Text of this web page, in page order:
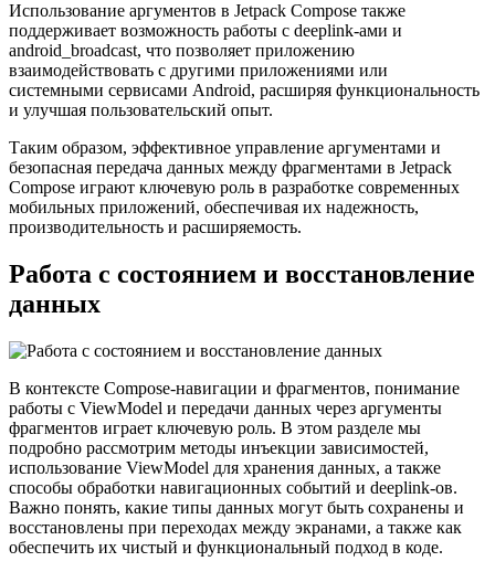
Использование аргументов в Jetpack Compose также
поддерживает возможность работы с deeplink-ами и
android_broadcast, что позволяет приложению
взаимодействовать с другими приложениями или
системными сервисами Android, расширяя функциональность
и улучшая пользовательский опыт.
Таким образом, эффективное управление аргументами и
безопасная передача данных между фрагментами в Jetpack
Compose играют ключевую роль в разработке современных
мобильных приложений, обеспечивая их надежность,
производительность и расширяемость.
Работа с состоянием и восстановление
данных
В контексте Compose-навигации и фрагментов, понимание
работы с ViewModel и передачи данных через аргументы
фрагментов играет ключевую роль. В этом разделе мы
подробно рассмотрим методы инъекции зависимостей,
использование ViewModel для хранения данных, а также
способы обработки навигационных событий и deeplink-ов.
Важно понять, какие типы данных могут быть сохранены и
восстановлены при переходах между экранами, а также как
обеспечить их чистый и функциональный подход в коде.